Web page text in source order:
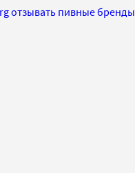
отзывать пивные бренды